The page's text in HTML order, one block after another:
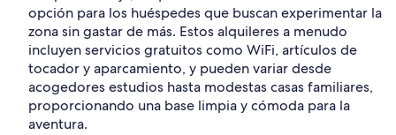
opción para los huéspedes que buscan experimentar la
zona sin gastar de más. Estos alquileres a menudo
incluyen servicios gratuitos como WiFi, artículos de
tocador y aparcamiento, y pueden variar desde
acogedores estudios hasta modestas casas familiares,
proporcionando una base limpia y cómoda para la
aventura.